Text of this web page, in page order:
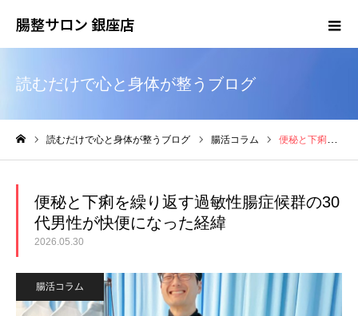
腸整サロン 銀座店
読むだけで心と身体が整うブログ
読むだけで心と身体が整うブログ 腸活コラム 便秘と下痢を繰り返す過敏性腸症候群の30代男性が快便になった経緯
便秘と下痢を繰り返す過敏性腸症候群の30
代男性が快便になった経緯
2026.05.30
腸活コラム